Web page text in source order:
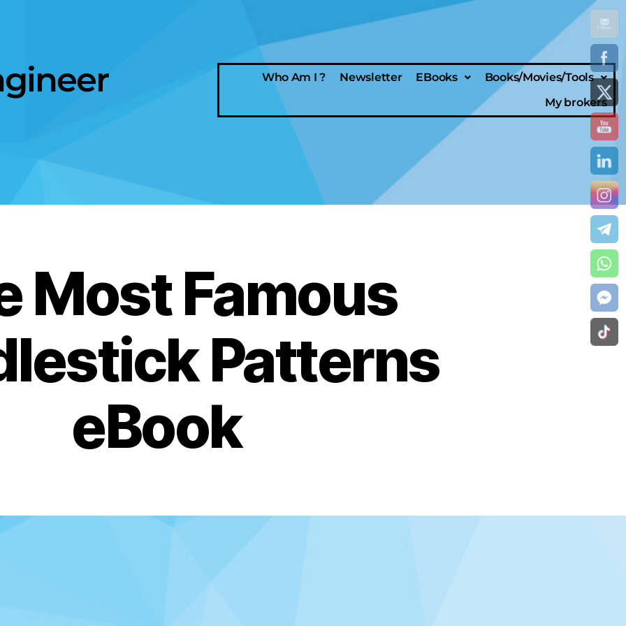
Who Am I ? Newsletter EBooks
Books/Movies/Tools
My brokers
Most Famous
Patterns
eBook